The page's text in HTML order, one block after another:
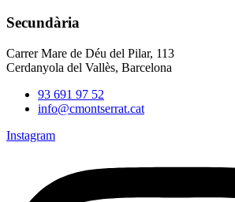
Secundària
Carrer Mare de Déu del Pilar, 113
Cerdanyola del Vallès, Barcelona
93 691 97 52
info@cmontserrat.cat
Instagram